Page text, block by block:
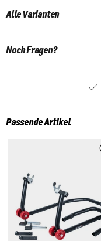
Alle Varianten
Noch Fragen?
Passende Artikel